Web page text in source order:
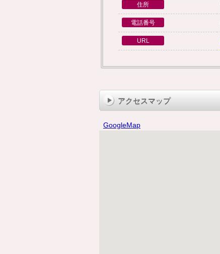
住所
電話番号
URL
アクセスマップ
GoogleMap